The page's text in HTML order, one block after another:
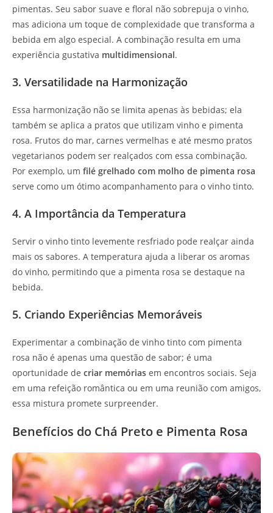
pimentas. Seu sabor suave e floral não sobrepuja o vinho,
mas adiciona um toque de complexidade que transforma a
bebida em algo especial. A combinação resulta em uma
experiência gustativa multidimensional.
3. Versatilidade na Harmonização
Essa harmonização não se limita apenas às bebidas; ela
também se aplica a pratos que utilizam vinho e pimenta
rosa. Frutos do mar, carnes vermelhas e até mesmo pratos
vegetarianos podem ser realçados com essa combinação.
Por exemplo, um filé grelhado com molho de pimenta rosa
serve como um ótimo acompanhamento para o vinho tinto.
4. A Importância da Temperatura
Servir o vinho tinto levemente resfriado pode realçar ainda
mais os sabores. A temperatura ajuda a liberar os aromas
do vinho, permitindo que a pimenta rosa se destaque na
bebida.
5. Criando Experiências Memoráveis
Experimentar a combinação de vinho tinto com pimenta
rosa não é apenas uma questão de sabor; é uma
oportunidade de criar memórias em encontros sociais. Seja
em uma refeição romântica ou em uma reunião com amigos,
essa mistura promete surpreender.
Benefícios do Chá Preto e Pimenta Rosa